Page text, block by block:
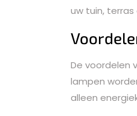
uw tuin,
De voordelen
lampen
alleen